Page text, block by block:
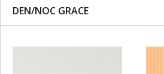
DEN/NOC GRACE